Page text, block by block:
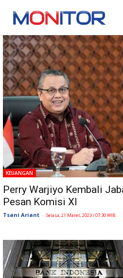
Tag: Perry Warjiyo
KEUANGAN
Perry Warjiyo Kembali
Pesan Komisi XI
Tsani Ariant - Selasa, 21 Maret, 2023 / 07:30 WIB